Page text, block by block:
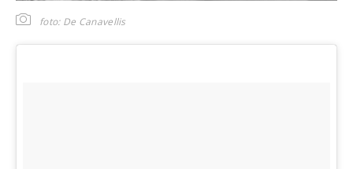
foto: De Canavellis